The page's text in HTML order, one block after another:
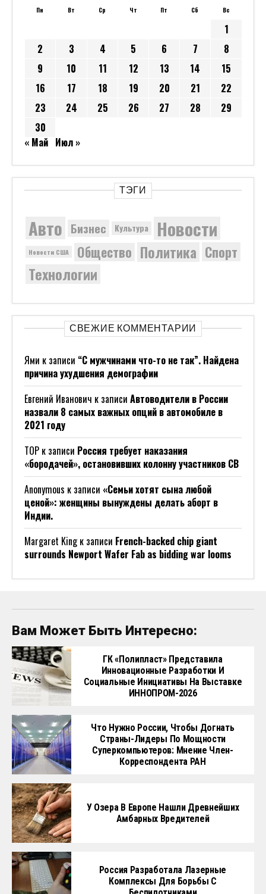
Пн Вт Ср Чт Пт Сб Вс
1
2
3 4 5 6 7
8
9
10 11 12 13 14
15
16
17 18 19 20 21
22
23
24 25 26 27 28
29
30
« Май Июл »
ТЭГИ
Авто Бизнес Культура Новости
Новости США Общество Политика Спорт
Технологии
СВЕЖИЕ КОММЕНТАРИИ
Ями к записи “С мужчинами что-то не так”. Найдена
причина ухудшения демографии
Евгений Иванович к записи Автоводители в России
назвали 8 самых важных опций в автомобиле в
2021 году
ТОР к записи Россия требует наказания
«бородачей», остановивших колонну участников СВ
Anonymous к записи «Семьи хотят сына любой
ценой»: женщины вынуждены делать аборт в
Индии.
Margaret Kingк записи French-backed chip giant
surrounds Newport Wafer Fab as bidding war looms
Вам Может Быть Интересно:
ГК «Полипласт» Представила
Инновационные Разработки И
Социальные Инициативы На Выставке
ИННОПРОМ-2026
Что Нужно России, Чтобы Догнать
Страны-Лидеры По Мощности
Суперкомпьютеров: Мнение Член-
Корреспондента РАН
У Озера В Европе Нашли Древнейших
Амбарных Вредителей
Россия Разработала Лазерные
Комплексы Для Борьбы С